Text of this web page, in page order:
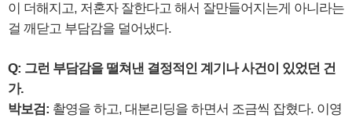
이 더해지고, 저혼자 잘한다고 해서 잘만들어지는게 아니라는
걸 깨닫고 부담감을 덜어냈다.
Q: 그런 부담감을 떨쳐낸 결정적인 계기나 사건이 있었던 건
가.
박보검: 촬영을 하고, 대본리딩을 하면서 조금씩 잡혔다. 이영